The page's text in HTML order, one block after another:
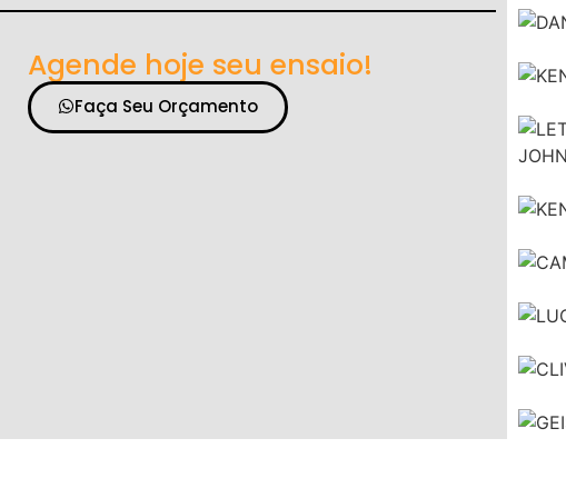
Agende hoje seu ensaio!
Faça Seu Orçamento